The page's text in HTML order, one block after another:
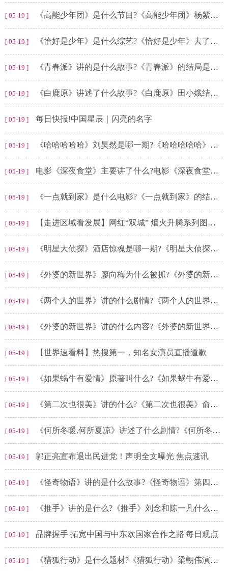
[ 05-19 ] 《高能少年团》是什么节目?《高能少年团》杨紫哪一期?
[ 05-19 ] 《恰好是少年》是什么综艺?《恰好是少年》去了哪些地方?
[ 05-19 ] 《青春派》讲的是什么故事?《青春派》的结局是什么?
[ 05-19 ] 《白鹿原》讲述了什么故事?《白鹿原》田小娥结局是什么?
[ 05-19 ] 每日快报!中国星辰｜闪亮的名字
[ 05-19 ] 《哈哈哈哈哈》刘昊然是哪一期?《哈哈哈哈哈》彭昱畅当语文课代表是第几期?
[ 05-19 ] 电影《深夜食堂》主要讲了什么?电影《深夜食堂》是改编的吗?
[ 05-19 ] 《一点就到家》是什么电影?《一点就到家》的结局是什么?
[ 05-19 ] 【走进区域看发展】网红“双城” 烟火升腾系列图解③：成渝“夜经济”有滋有味_每日观察
[ 05-19 ] 《明星大侦探》酒店惊魂是哪一期?《明星大侦探》夜半酒店谁是凶手?
[ 05-19 ] 《外婆的新世界》廖向梅为什么被抓?《外婆的新世界》姚晨扮演的谁?
[ 05-19 ] 《两个人的世界》讲的什么剧情?《两个人的世界》李奇结局怎么了?
[ 05-19 ] 《外婆的新世界》讲的什么内容?《外婆的新世界》外婆去哪里了?
[ 05-19 ] 【世界速看料】热搜第一，知名女演员直播道歉
[ 05-19 ] 《如果蜗牛有爱情》原著叫什么?《如果蜗牛有爱情》姚檬扮演者是谁?
[ 05-19 ] 《第二次也很美》讲的什么?《第二次也很美》俞非凡结局怎么样?
[ 05-19 ] 《何所冬暖,何所夏凉》讲述了什么剧情?《何所冬暖，何所夏凉》结局如何?
[ 05-19 ] 郭正亮宣布退出民进党！声明全文曝光 焦点速讯
[ 05-19 ] 《怪奇物语》讲的是什么故事?《怪奇物语》第四季结局是什么?
[ 05-19 ] 《推手》讲的是什么?《推手》刘念和陈一凡什么关系?
[ 05-19 ] 品牌握手 拓宽中国与中东欧国家合作之路|每日观点
[ 05-19 ] 《猎狐行动》是什么题材?《猎狐行动》梁朝伟演的什么角色?